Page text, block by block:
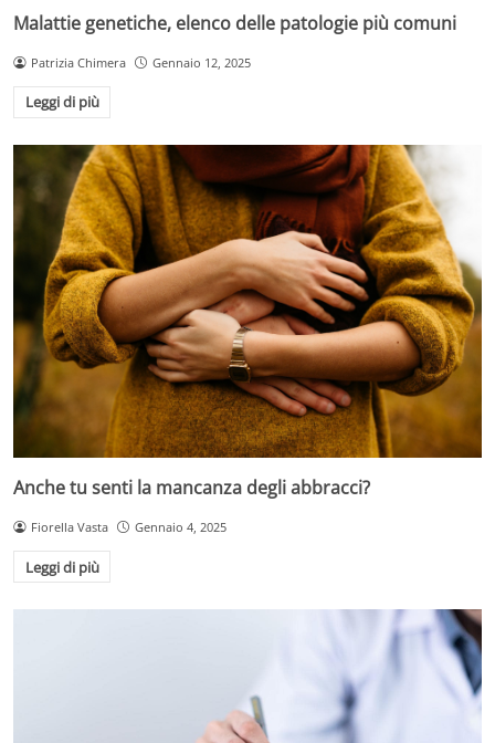
Malattie genetiche, elenco delle patologie più comuni
Patrizia Chimera Gennaio 12, 2025
Leggi di più
Anche tu senti la mancanza degli abbracci?
Fiorella Vasta Gennaio 4, 2025
Leggi di più